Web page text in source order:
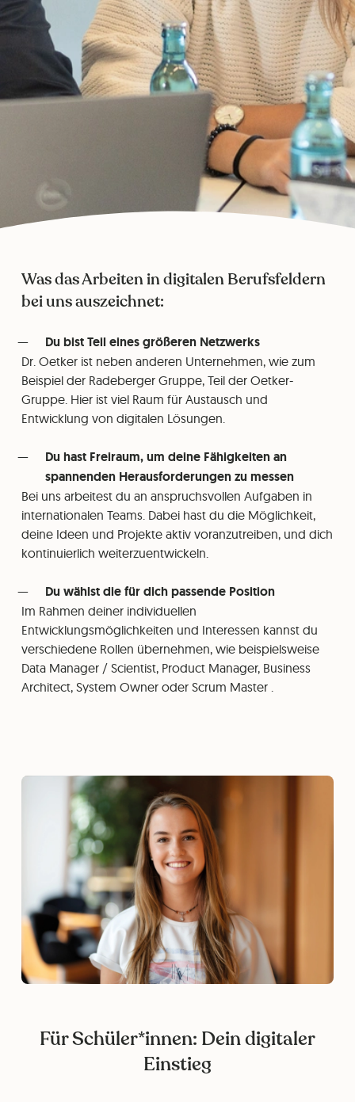
Was das Arbeiten in digitalen Berufsfeldern
bei uns auszeichnet:
Du bist Teil eines größeren Netzwerks
Dr. Oetker ist neben anderen Unternehmen, wie zum
Beispiel der Radeberger Gruppe, Teil der Oetker-
Gruppe. Hier ist viel Raum für Austausch und
Entwicklung von digitalen Lösungen.
Du hast Freiraum, um deine Fähigkeiten an
spannenden Herausforderungen zu messen
Bei uns arbeitest du an anspruchsvollen Aufgaben in
internationalen Teams. Dabei hast du die Möglichkeit,
deine Ideen und Projekte aktiv voranzutreiben, und dich
kontinuierlich weiterzuentwickeln.
Du wählst die für dich passende Position
Im Rahmen deiner individuellen
Entwicklungsmöglichkeiten und Interessen kannst du
verschiedene Rollen übernehmen, wie beispielsweise
Data Manager / Scientist, Product Manager, Business
Architect, System Owner oder Scrum Master .
Für Schüler*innen: Dein digitaler
Einstieg